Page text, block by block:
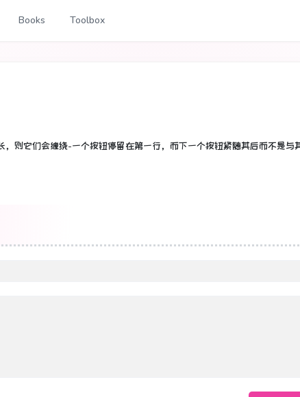
Books Toolbox
，则它们会缠绕-一个按钮停留在第一行，而下一个按钮紧随其后而不是与